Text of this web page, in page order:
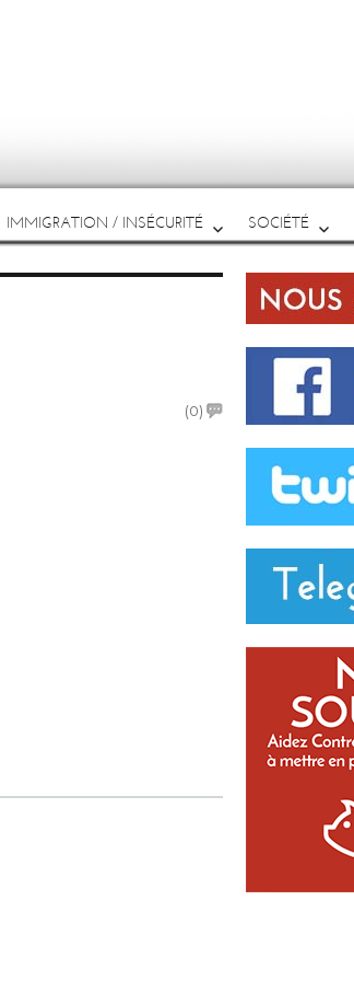
IMMIGRATION / INSÉCURITÉ SOCIÉTÉ
(0) on